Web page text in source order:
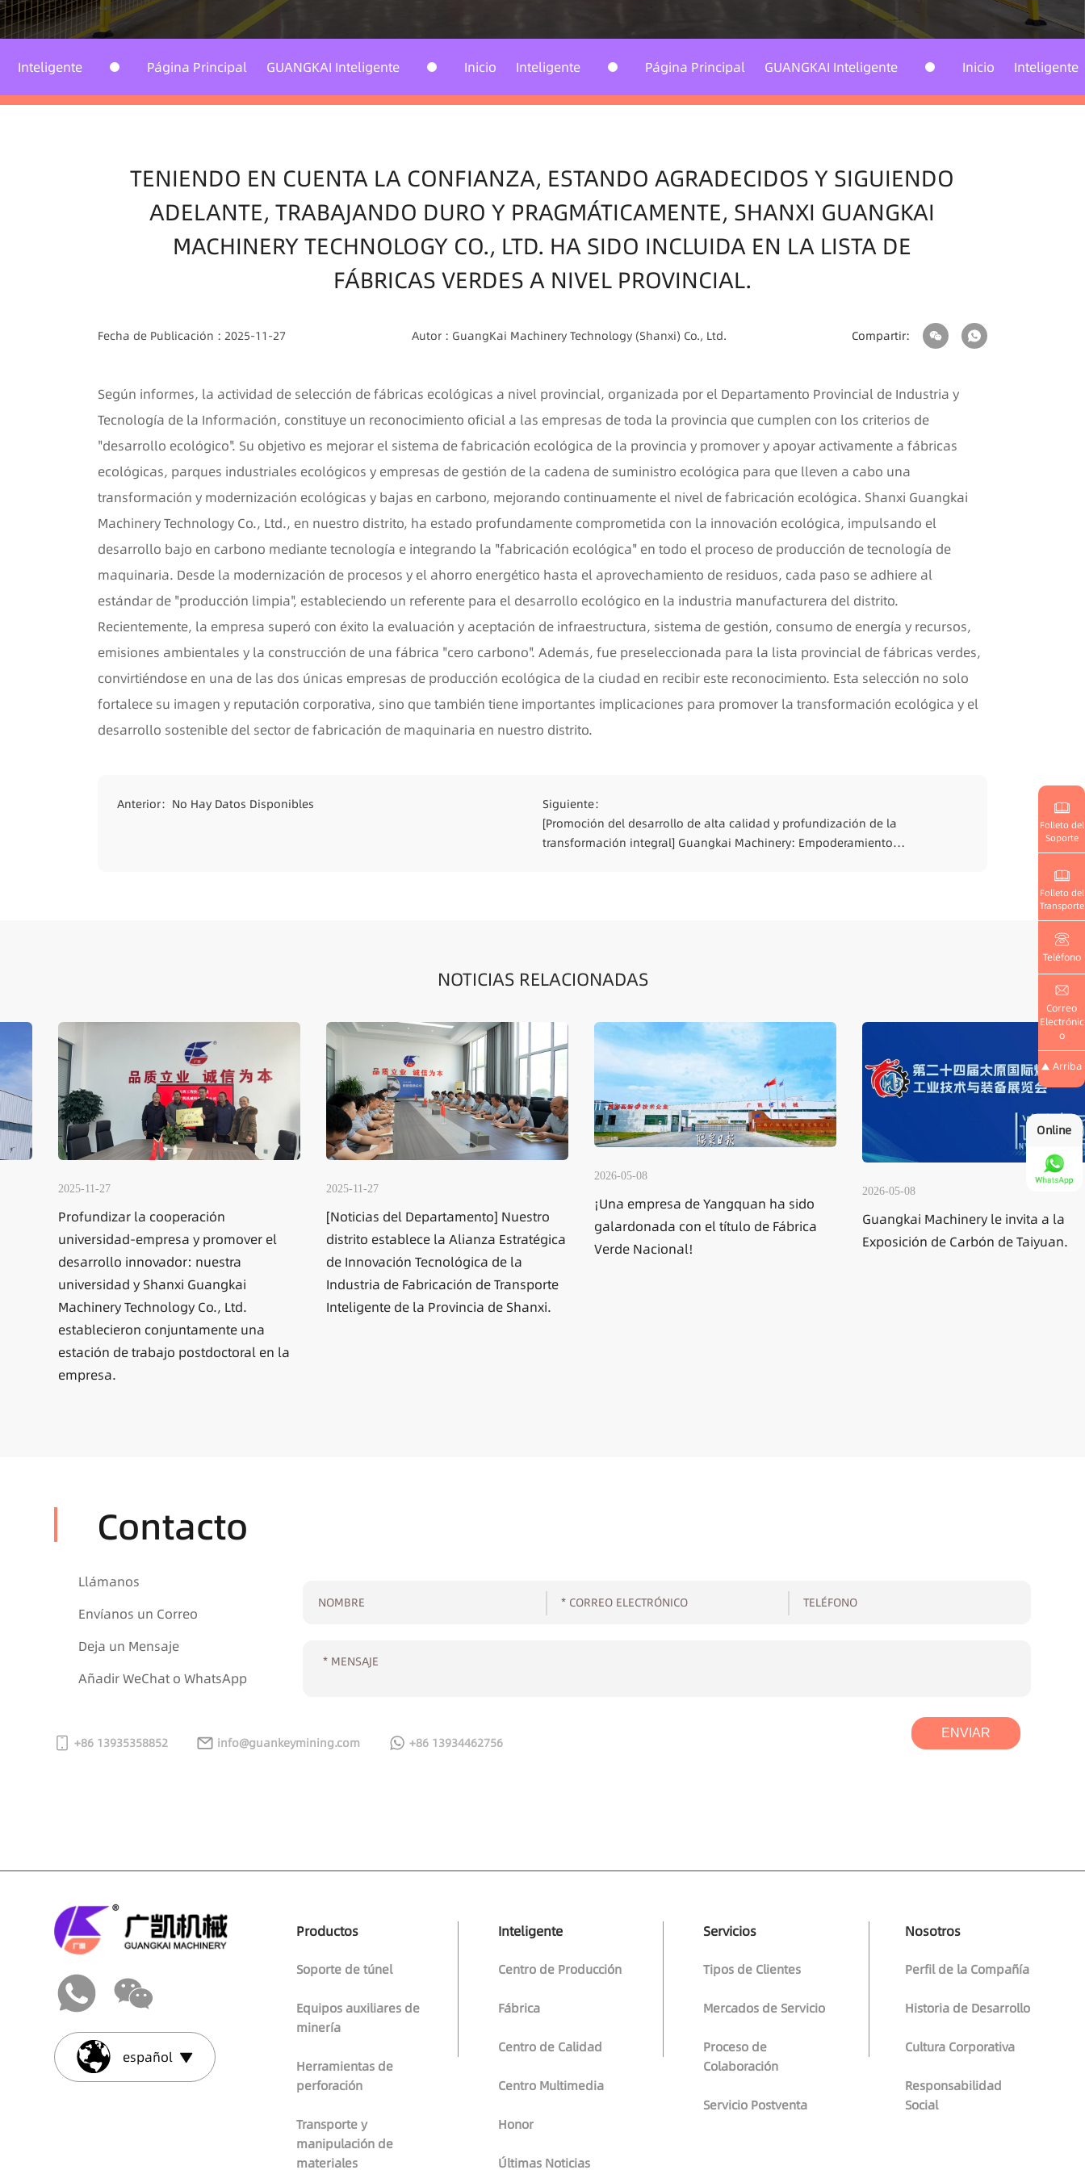
Transporte y
materiales
Productos
Folleto del
Soporte
Folleto del
Transporte
Teléfono
Correo
Electrónic
o
Arriba
Online
Página Principal GUANGKAI Inteligente Inicio Inteligente Página Principal GUANGKAI Inteligente Inicio Inteligente
TENIENDO EN CUENTA LA CONFIANZA, ESTANDO AGRADECIDOS Y SIGUIENDO
ADELANTE, TRABAJANDO DURO Y PRAGMÁTICAMENTE, SHANXI GUANGKAI
MACHINERY TECHNOLOGY CO., LTD. HA SIDO INCLUIDA EN LA LISTA DE
FÁBRICAS VERDES A NIVEL PROVINCIAL.
Fecha de Publicación : 2025-11-27 Autor : GuangKai Machinery Technology (Shanxi) Co., Ltd. Compartir:
Según informes, la actividad de selección de fábricas ecológicas a nivel provincial, organizada por el Departamento Provincial de Industria y
Tecnología de la Información, constituye un reconocimiento oficial a las empresas de toda la provincia que cumplen con los criterios de
"desarrollo ecológico". Su objetivo es mejorar el sistema de fabricación ecológica de la provincia y promover y apoyar activamente a fábricas
ecológicas, parques industriales ecológicos y empresas de gestión de la cadena de suministro ecológica para que lleven a cabo una
transformación y modernización ecológicas y bajas en carbono, mejorando continuamente el nivel de fabricación ecológica. Shanxi Guangkai
Machinery Technology Co., Ltd., en nuestro distrito, ha estado profundamente comprometida con la innovación ecológica, impulsando el
desarrollo bajo en carbono mediante tecnología e integrando la "fabricación ecológica" en todo el proceso de producción de tecnología de
maquinaria. Desde la modernización de procesos y el ahorro energético hasta el aprovechamiento de residuos, cada paso se adhiere al
estándar de "producción limpia", estableciendo un referente para el desarrollo ecológico en la industria manufacturera del distrito.
Recientemente, la empresa superó con éxito la evaluación y aceptación de infraestructura, sistema de gestión, consumo de energía y recursos,
emisiones ambientales y la construcción de una fábrica "cero carbono". Además, fue preseleccionada para la lista provincial de fábricas verdes,
convirtiéndose en una de las dos únicas empresas de producción ecológica de la ciudad en recibir este reconocimiento. Esta selección no solo
fortalece su imagen y reputación corporativa, sino que también tiene importantes implicaciones para promover la transformación ecológica y el
desarrollo sostenible del sector de fabricación de maquinaria en nuestro distrito.
Anterior： No Hay Datos Disponibles
Siguiente：
[Promoción del desarrollo de alta calidad y profundización de la
transformación integral] Guangkai Machinery: Empoderamiento
NOTICIAS RELACIONADAS
2025-11-27
[Noticias del Departamento] Nuestro
distrito establece la Alianza Estratégica
de Innovación Tecnológica de la
Industria de Fabricación de Transporte
Inteligente de la Provincia de Shanxi.
galardonada con el título de Fábrica
Verde Nacional!
Guangkai Machinery le invita a la
Exposición de Carbón de Taiyuan.
La empresa recibió la
Nacional de Fábrica Verde.
Contacto
Llámanos
Envíanos un Correo
Deja un Mensaje
Añadir WeChat o WhatsApp
ENVIAR
+86 13935358852 info@guankeymining.com +86 13934462756
español
Productos
Soporte de túnel
Equipos auxiliares de
minería
Herramientas de
perforación
Transporte y
manipulación de
materiales
Inteligente
Centro de Producción
Fábrica
Centro de Calidad
Centro Multimedia
Honor
Últimas Noticias
Servicios
Tipos de Clientes
Mercados de Servicio
Proceso de
Colaboración
Servicio Postventa
Nosotros
Perfil de la Compañía
Historia de Desarrollo
Cultura Corporativa
Responsabilidad
Social